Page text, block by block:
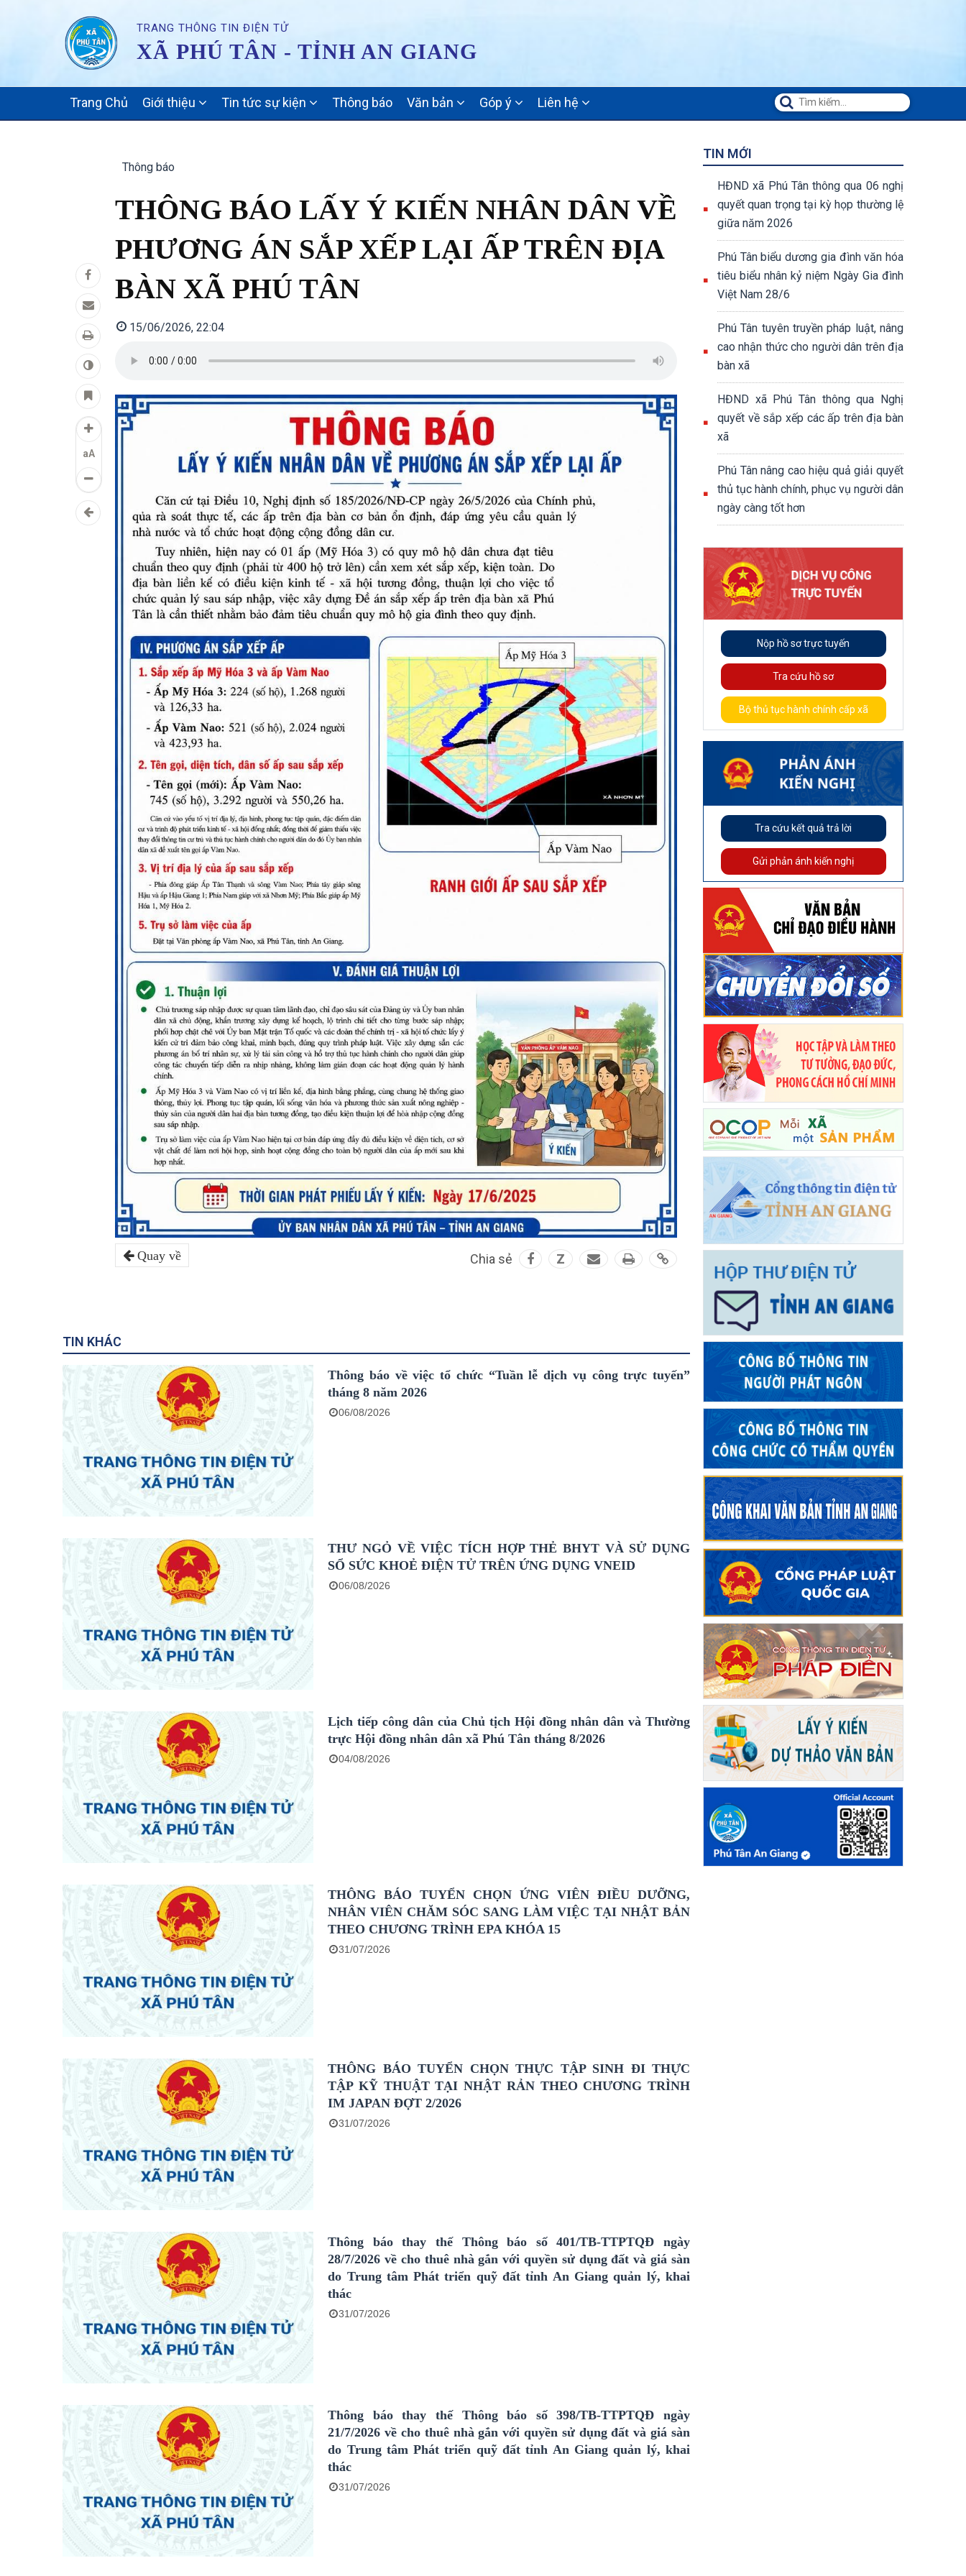
TRANG THÔNG TIN ĐIỆN TỬ
XÃ PHÚ TÂN - TỈNH AN GIANG
NAVIGATION
Trang Chủ Giới thiệu Tin tức sự kiện Thông báo Văn bản Góp ý Liên hệ
aA
Thông báo
THÔNG BÁO LẤY Ý KIẾN NHÂN DÂN VỀ
PHƯƠNG ÁN SẮP XẾP LẠI ẤP TRÊN ĐỊA
BÀN XÃ PHÚ TÂN
15/06/2026, 22:04
Quay về Chia sẻ Z
TIN KHÁC
Thông báo về việc tổ chức “Tuần lễ dịch vụ công trực tuyến”
tháng 8 năm 2026
06/08/2026
THƯ NGỎ VỀ VIỆC TÍCH HỢP THẺ BHYT VÀ SỬ DỤNG
SỔ SỨC KHOẺ ĐIỆN TỬ TRÊN ỨNG DỤNG VNEID
06/08/2026
Lịch tiếp công dân của Chủ tịch Hội đồng nhân dân và Thường
trực Hội đồng nhân dân xã Phú Tân tháng 8/2026
04/08/2026
THÔNG BÁO TUYỂN CHỌN ỨNG VIÊN ĐIỀU DƯỠNG,
NHÂN VIÊN CHĂM SÓC SANG LÀM VIỆC TẠI NHẬT BẢN
THEO CHƯƠNG TRÌNH EPA KHÓA 15
31/07/2026
THÔNG BÁO TUYỂN CHỌN THỰC TẬP SINH ĐI THỰC
TẬP KỸ THUẬT TẠI NHẬT RẢN THEO CHƯƠNG TRÌNH
IM JAPAN ĐỢT 2/2026
31/07/2026
Thông báo thay thế Thông báo số 401/TB-TTPTQĐ ngày
28/7/2026 về cho thuê nhà gắn với quyền sử dụng đất và giá sàn
do Trung tâm Phát triển quỹ đất tỉnh An Giang quản lý, khai
thác
31/07/2026
Thông báo thay thế Thông báo số 398/TB-TTPTQĐ ngày
21/7/2026 về cho thuê nhà gắn với quyền sử dụng đất và giá sàn
do Trung tâm Phát triển quỹ đất tỉnh An Giang quản lý, khai
thác
31/07/2026
TIN MỚI
HĐND xã Phú Tân thông qua 06 nghị
quyết quan trọng tại kỳ họp thường lệ
giữa năm 2026
Phú Tân biểu dương gia đình văn hóa
tiêu biểu nhân kỷ niệm Ngày Gia đình
Việt Nam 28/6
Phú Tân tuyên truyền pháp luật, nâng
cao nhận thức cho người dân trên địa
bàn xã
HĐND xã Phú Tân thông qua Nghị
quyết về sắp xếp các ấp trên địa bàn
xã
Phú Tân nâng cao hiệu quả giải quyết
thủ tục hành chính, phục vụ người dân
ngày càng tốt hơn
Nộp hồ sơ trực tuyến
Tra cứu hồ sơ
Bộ thủ tục hành chính cấp xã
Tra cứu kết quả trả lời
Gửi phản ánh kiến nghị